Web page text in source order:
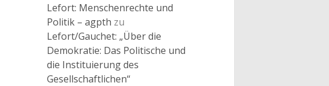
Lefort: Menschenrechte und
Politik – agpth zu
Lefort/Gauchet: „Über die
Demokratie: Das Politische und
die Instituierung des
Gesellschaftlichen“